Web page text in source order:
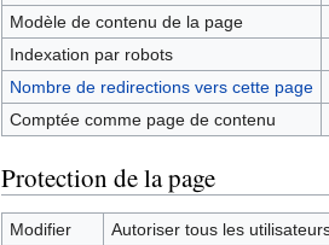
Modèle de contenu de la page
Indexation par robots
Nombre de redirections vers cette page
Comptée comme page de contenu
Protection de la page
Modifier
Autoriser tous les